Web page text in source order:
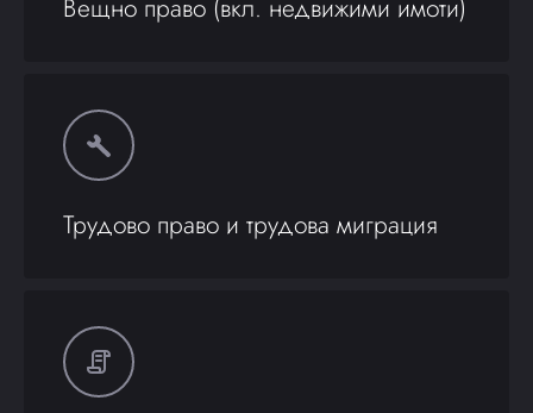
Вещно право (вкл. недвижими имоти)
Трудово право и трудова миграция